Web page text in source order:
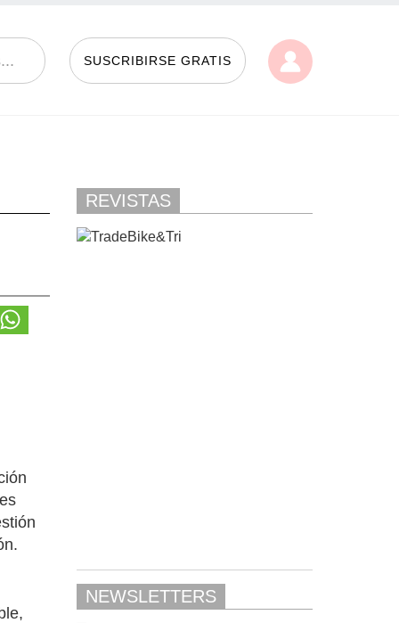
SUSCRIBIRSE GRATIS
REVISTAS
NEWSLETTERS